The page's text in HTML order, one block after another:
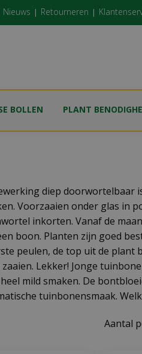
Nieuws Retourneren
BOLLEN PLANT
diep doorwortelbaar
Voorzaaien onder glas in
inkorten. Vanaf de
boon. Planten zijn goed
peulen, de top uit de plant
Lekker! Jonge
mild smaken. De
tuinbonensmaak.
Aantal